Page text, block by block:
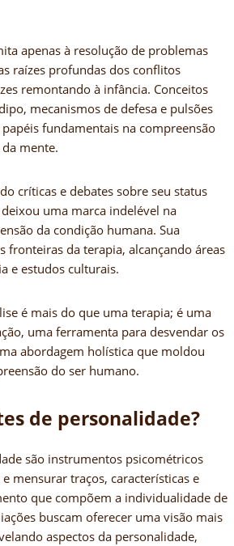
apenas à resolução de problemas
raízes profundas dos conflitos
remontando à infância. Conceitos
mecanismos de defesa e pulsões
fundamentais na compreensão
mente.
críticas e debates sobre seu status
uma marca indelével na
da condição humana. Sua
fronteiras da terapia, alcançando áreas
e estudos culturais.
é mais do que uma terapia; é uma
uma ferramenta para desvendar os
abordagem holística que moldou
do ser humano.
de personalidade?
são instrumentos psicométricos
mensurar traços, características e
que compõem a individualidade de
buscam oferecer uma visão mais
aspectos da personalidade,